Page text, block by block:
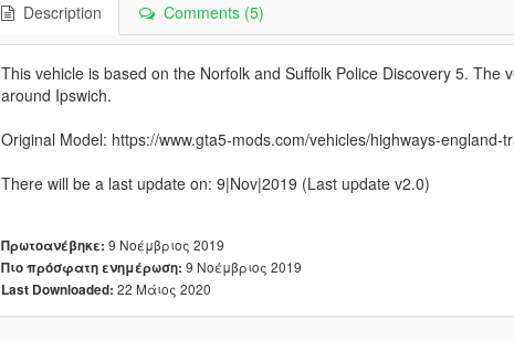
Description Comments (5)
This vehicle is based on the Norfolk and Suffolk Police Discovery 5. The
around Ipswich.
Original Model: https://www.gta5-mods.com/vehicles/highways-
There will be a last update on: 9|Nov|2019 (Last update v2.0)
Πρωτοανέβηκε: 9 Νοέμβριος 2019
Πιο πρόσφατη ενημέρωση: 9 Νοέμβριος 2019
Last Downloaded: 22 Μάιος 2020